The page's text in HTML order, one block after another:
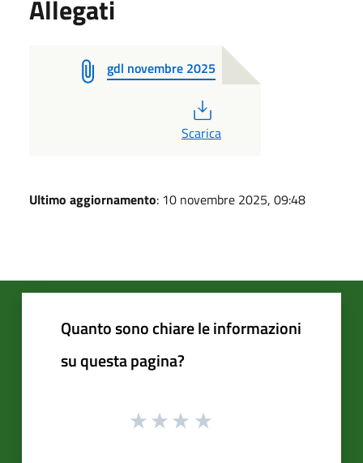
Allegati
gdl novembre 2025
Scarica
Ultimo aggiornamento: 10 novembre 2025, 09:48
Quanto sono chiare le informazioni
su questa pagina?